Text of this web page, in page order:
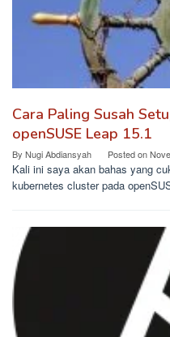
Cara Paling Susah
openSUSE Leap 15.1
By Nugi Abdiansyah Posted on
Kali ini saya akan bahas yang
kubernetes cluster pada